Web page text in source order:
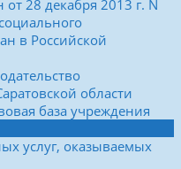
28 декабря 2013 г. N
в Российской
области
база учреждения
услуг, оказываемых